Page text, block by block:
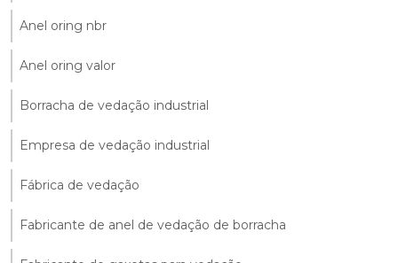
Anel oring nbr
Anel oring valor
Borracha de vedação industrial
Empresa de vedação industrial
Fábrica de vedação
Fabricante de anel de vedação de borracha